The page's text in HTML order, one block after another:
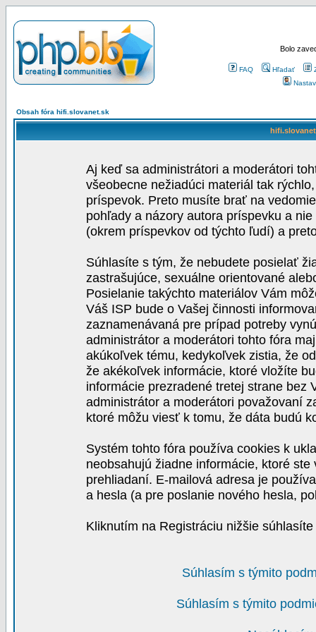
Bolo
FAQ Hľadať
Obsah fóra hifi.slovanet.sk
Aj keď sa administrátori a moderátori
všeobecne nežiadúci materiál tak
príspevok. Preto musíte brať na
pohľady a názory autora príspevku a
(okrem príspevkov od týchto ľudí) a
Súhlasíte s tým, že nebudete posielať
zastrašujúce, sexuálne orientované
Posielanie takýchto materiálov Vám
Váš ISP bude o Vašej činnosti
zaznamenávaná pre prípad potreby
administrátor a moderátori tohto fóra
akúkoľvek tému, kedykoľvek zistia, že
že akékoľvek informácie, ktoré vložíte
informácie prezradené tretej strane bez
administrátor a moderátori považovaní
ktoré môžu viesť k tomu, že dáta budú
Systém tohto fóra používa cookies k
neobsahujú žiadne informácie, ktoré
prehliadaní. E-mailová adresa je
a hesla (a pre poslanie nového hesla,
Kliknutím na Registráciu nižšie
Súhlasím s týmito
Súhlasím s týmito